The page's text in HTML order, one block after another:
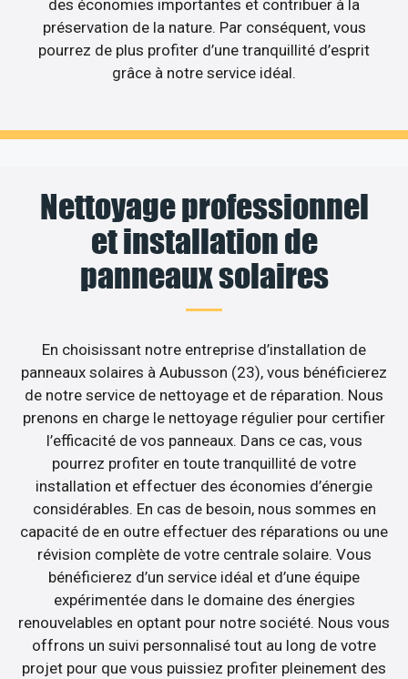
des économies importantes et contribuer à la
préservation de la nature. Par conséquent, vous
pourrez de plus profiter d’une tranquillité d’esprit
grâce à notre service idéal.
Nettoyage professionnel
et installation de
panneaux solaires
En choisissant notre entreprise d’installation de
panneaux solaires à Aubusson (23), vous bénéficierez
de notre service de nettoyage et de réparation. Nous
prenons en charge le nettoyage régulier pour certifier
l’efficacité de vos panneaux. Dans ce cas, vous
pourrez profiter en toute tranquillité de votre
installation et effectuer des économies d’énergie
considérables. En cas de besoin, nous sommes en
capacité de en outre effectuer des réparations ou une
révision complète de votre centrale solaire. Vous
bénéficierez d’un service idéal et d’une équipe
expérimentée dans le domaine des énergies
renouvelables en optant pour notre société. Nous vous
offrons un suivi personnalisé tout au long de votre
projet pour que vous puissiez profiter pleinement des